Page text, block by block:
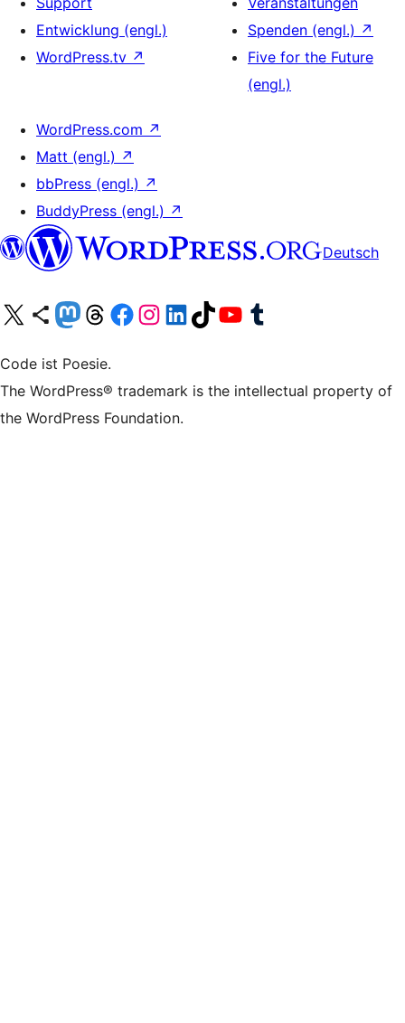
Entwicklung (engl.)
WordPress.tv ↗
Spenden (engl.) ↗
Five for the Future
(engl.)
WordPress.com ↗
Matt (engl.) ↗
bbPress (engl.) ↗
BuddyPress (engl.) ↗
Deutsch
Unser X-Konto (früher Twitter) besuchen
Unser Bluesky-Konto besuchen
Unser Mastodon-Konto besuchen
Unser Threads-Konto besuchen
Unsere Facebook-Seite besuchen
Unser Instagram-Konto besuchen
Unser LinkedIn-Konto besuchen
Unser TikTok-Konto besuchen
Unseren YouTube-Kanal besuchen
Unser Tumblr-Konto besuchen
Code ist Poesie.
The WordPress® trademark is the intellectual property of
the WordPress Foundation.